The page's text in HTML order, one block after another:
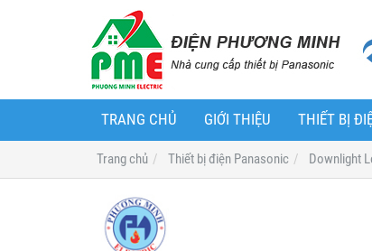
TRANG CHỦ GIỚI THIỆU THIẾT BỊ
Trang chủ Thiết bị điện Panasonic Downlight